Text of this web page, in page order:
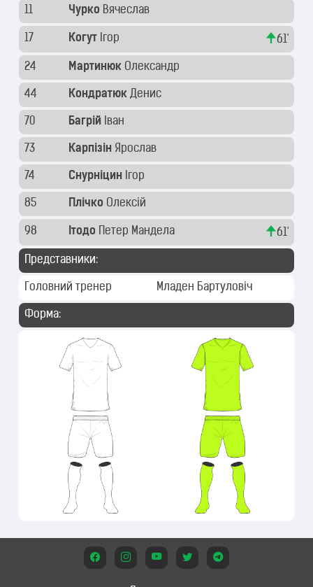
11 Чурко Вячеслав
17 Когут Ігор 61'
24 Мартинюк Олександр
44 Кондратюк Денис
70 Багрій Іван
73 Карпізін Ярослав
74 Снурніцин Ігор
85 Плічко Олексій
98 Ітодо Петер Мандела 61'
Представники:
Головний тренер Младен Бартуловіч
Форма: